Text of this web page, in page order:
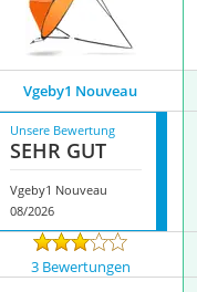
Vgeby1 Nouveau
Unsere Bewertung
SEHR GUT
Vgeby1 Nouveau
08/2026
3 Bewertungen